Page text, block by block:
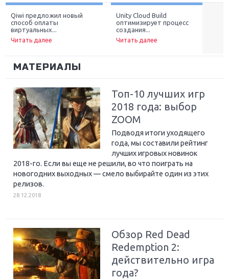
Qiwi предложил новый
способ оплаты
виртуальных...
Читать далее
Unity Cloud Build
оптимизирует процесс
создания...
Читать далее
Next
МАТЕРИАЛЫ
Топ-10 лучших игр
2018 года: выбор
ZOOM
Подводя итоги уходящего
года, мы составили рейтинг
лучших игровых новинок
2018-го. Если вы еще не решили, во что поиграть на
новогодних выходных — смело выбирайте один из этих
релизов.
28.12.2018
Обзор Red Dead
Redemption 2:
действительно игра
года?